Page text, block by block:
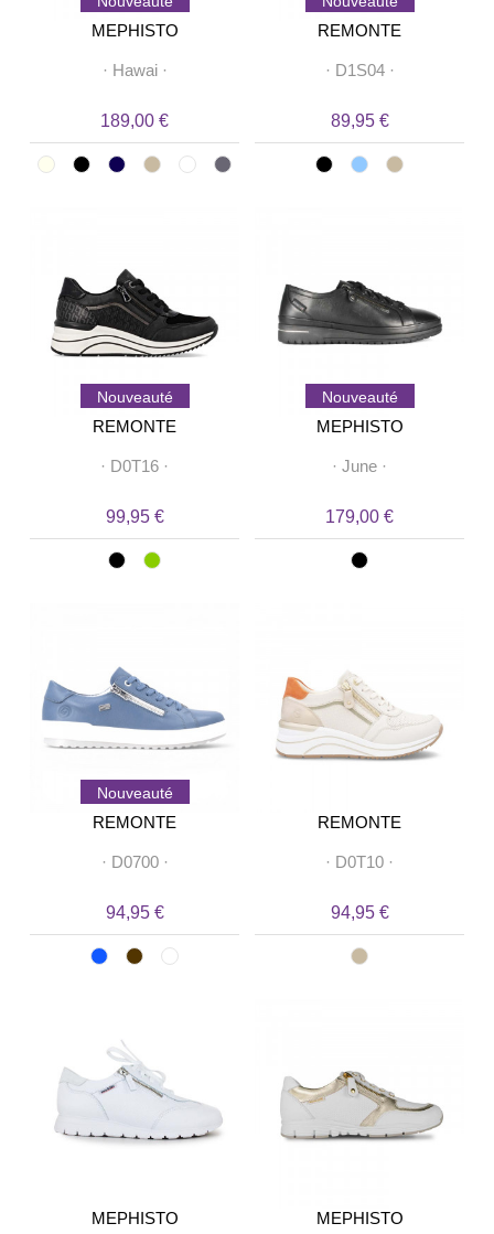
MEPHISTO
· Hawai·
189,00 €
REMONTE
· D1S04·
89,95 €
Nouveauté
REMONTE
· D0T16 ·
99,95 €
Nouveauté
MEPHISTO
· June ·
179,00 €
Nouveauté
REMONTE
· D0700·
94,95 €
REMONTE
· D0T10 ·
94,95 €
MEPHISTO MEPHISTO